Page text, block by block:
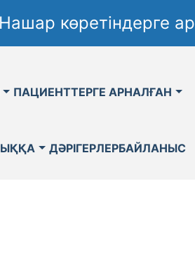
Нашар көретіндерге
ПАЦИЕНТТЕРГЕ АРНАЛҒАН
ДӘРІГЕРЛЕРБАЙЛАНЫС